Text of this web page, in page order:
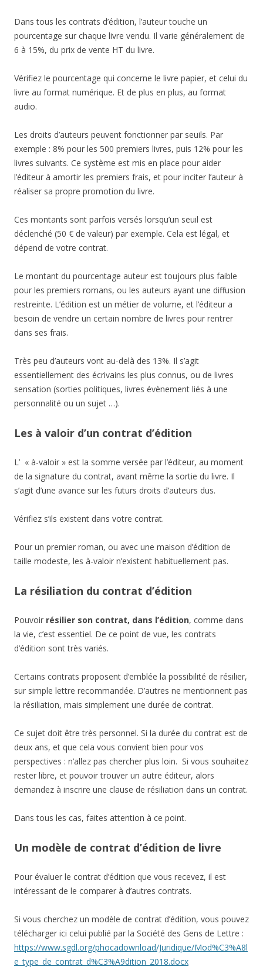
Dans tous les contrats d’édition, l’auteur touche un
pourcentage sur chaque livre vendu. Il varie généralement de
6 à 15%, du prix de vente HT du livre.
Vérifiez le pourcentage qui concerne le livre papier, et celui du
livre au format numérique. Et de plus en plus, au format
audio.
Les droits d’auteurs peuvent fonctionner par seuils. Par
exemple : 8% pour les 500 premiers livres, puis 12% pour les
livres suivants. Ce système est mis en place pour aider
l’éditeur à amortir les premiers frais, et pour inciter l’auteur à
réaliser sa propre promotion du livre.
Ces montants sont parfois versés lorsqu’un seuil est
déclenché (50 € de valeur) par exemple. Cela est légal, et
dépend de votre contrat.
Le montant du pourcentage auteur est toujours plus faible
pour les premiers romans, ou les auteurs ayant une diffusion
restreinte. L’édition est un métier de volume, et l’éditeur a
besoin de vendre un certain nombre de livres pour rentrer
dans ses frais.
Très peu d’auteurs vont au-delà des 13%. Il s’agit
essentiellement des écrivains les plus connus, ou de livres
sensation (sorties politiques, livres évènement liés à une
personnalité ou un sujet …).
Les à valoir d’un contrat d’édition
L’ « à-valoir » est la somme versée par l’éditeur, au moment
de la signature du contrat, avant même la sortie du livre. Il
s’agit d’une avance sur les futurs droits d’auteurs dus.
Vérifiez s’ils existent dans votre contrat.
Pour un premier roman, ou avec une maison d’édition de
taille modeste, les à-valoir n’existent habituellement pas.
La résiliation du contrat d’édition
Pouvoir résilier son contrat, dans l’édition, comme dans
la vie, c’est essentiel. De ce point de vue, les contrats
d’édition sont très variés.
Certains contrats proposent d’emblée la possibilité de résilier,
sur simple lettre recommandée. D’autres ne mentionnent pas
la résiliation, mais simplement une durée de contrat.
Ce sujet doit être très personnel. Si la durée du contrat est de
deux ans, et que cela vous convient bien pour vos
perspectives : n’allez pas chercher plus loin. Si vous souhaitez
rester libre, et pouvoir trouver un autre éditeur, alors
demandez à inscrire une clause de résiliation dans un contrat.
Dans tous les cas, faites attention à ce point.
Un modèle de contrat d’édition de livre
Pour évaluer le contrat d’édition que vous recevez, il est
intéressant de le comparer à d’autres contrats.
Si vous cherchez un modèle de contrat d’édition, vous pouvez
télécharger ici celui publié par la Société des Gens de Lettre :
https://www.sgdl.org/phocadownload/Juridique/Mod%C3%A8l
e_type_de_contrat_d%C3%A9dition_2018.docx